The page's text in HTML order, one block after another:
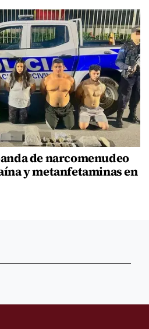
de narcomenudeo
y metanfetaminas en